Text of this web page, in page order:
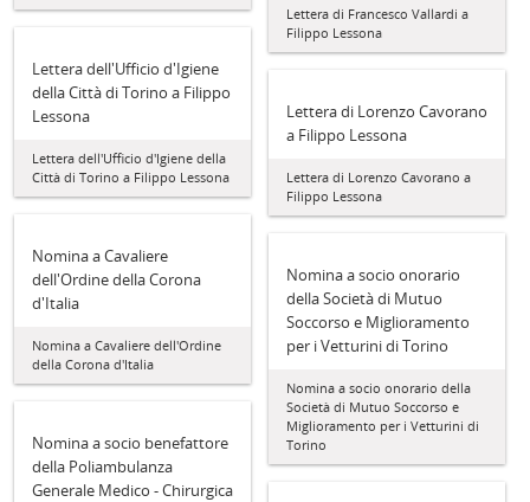
Lettera di Francesco Vallardi a
Filippo Lessona
Lettera dell'Ufficio d'Igiene
della Città di Torino a Filippo
Lessona
Lettera dell'Ufficio d'Igiene della
Città di Torino a Filippo Lessona
Lettera di Lorenzo Cavorano
a Filippo Lessona
Lettera di Lorenzo Cavorano a
Filippo Lessona
Nomina a Cavaliere
dell'Ordine della Corona
d'Italia
Nomina a Cavaliere dell'Ordine
della Corona d'Italia
Nomina a socio onorario
della Società di Mutuo
Soccorso e Miglioramento
per i Vetturini di Torino
Nomina a socio onorario della
Società di Mutuo Soccorso e
Miglioramento per i Vetturini di
Torino
Nomina a socio benefattore
della Poliambulanza
Generale Medico - Chirurgica